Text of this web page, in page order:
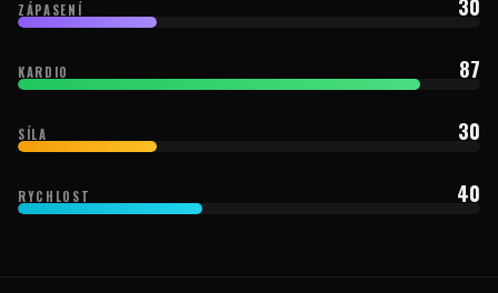
ZÁPASENÍ 30
KARDIO 87
SÍLA 30
RYCHLOST 40